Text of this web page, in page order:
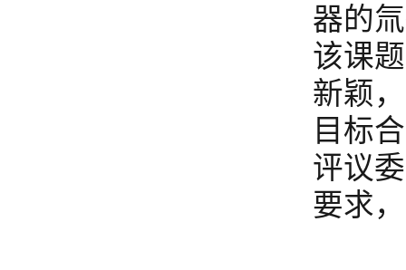
器的
该课
新颖
目标
评议
要求